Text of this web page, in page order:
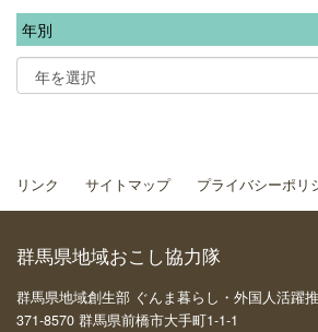
年別
リンク サイトマップ プライバシーポリ
群馬県地域おこし協力隊
群馬県地域創生部 ぐんま暮らし・外国人活躍
371-8570 群馬県前橋市大手町1-1-1